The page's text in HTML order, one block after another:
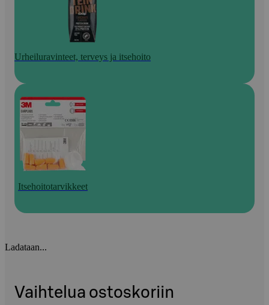
Urheiluravinteet, terveys ja itsehoito
Itsehoitotarvikkeet
Ladataan...
Vaihtelua ostoskoriin